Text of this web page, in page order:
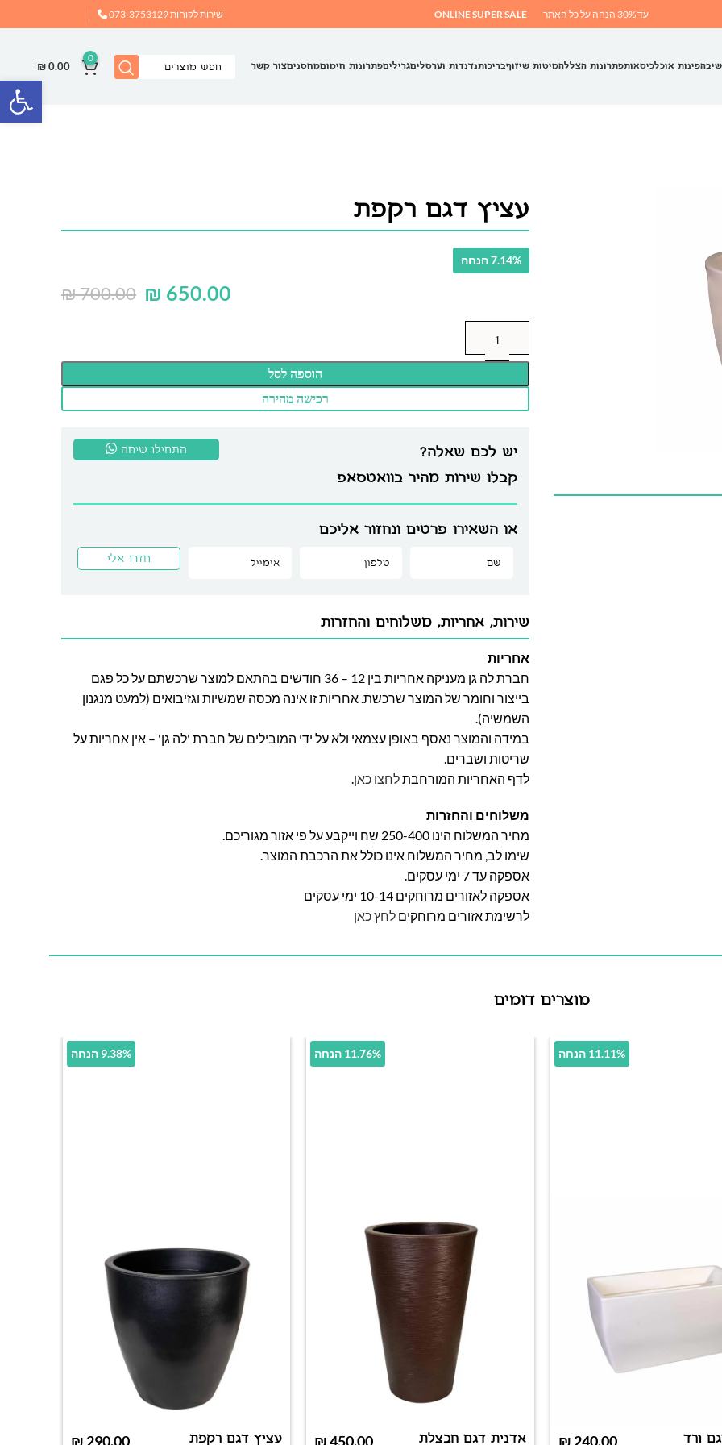
עד 30% הנחה על כל האתר ONLINE SUPER SALE שירות לקוחות073-3753129
פינות אוכלכיסאותפתרונות הצללהמיטות שיזוףבריכותנדנדות וערסליםגריליםפתרונות חימוםמחסניםצור קשר
0
₪0.00
עציץ דגם רקפת
7.14% הנחה
₪700.00 ₪ 650.00
הוספה לסל
רכישה מהירה
יש לכם שאלה?
קבלו שירות מהיר בוואטסאפ
התחילו שיחה
או השאירו פרטים ונחזור אליכם
שירות, אחריות, משלוחים והחזרות
אחריות
חברת לה גן מעניקה אחריות בין 12 – 36 חודשים בהתאם למוצר שרכשתם על כל פגם
בייצור וחומר של המוצר שרכשת. אחריות זו אינה מכסה שמשיות וגזיבואים (למעט מנגנון
השמשיה).
במידה והמוצר נאסף באופן עצמאי ולא על ידי המובילים של חברת 'לה גן' – אין אחריות על
שריטות ושברים.
לדף האחריות המורחבתלחצו כאן.
משלוחים והחזרות
מחיר המשלוח הינו 250-400 שח וייקבע על פי אזור מגוריכם.
שימו לב, מחיר המשלוח אינו כולל את הרכבת המוצר.
אספקה עד 7 ימי עסקים.
אספקה לאזורים מרוחקים 10-14 ימי עסקים
לרשימת אזורים מרוחקים לחץ כאן
מוצרים דומים
11.11% הנחה
ורד ₪240.00
11.76% הנחה
אדנית דגם חבצלת ₪450.00
9.38% הנחה
עציץ דגם רקפת ₪290.00